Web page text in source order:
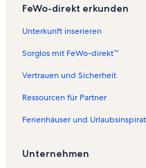
FeWo-direkt erkunden
Unterkunft inserieren
Sorglos mit FeWo-direkt™
Vertrauen und Sicherheit
Ressourcen für Partner
Ferienhäuser und
Unternehmen